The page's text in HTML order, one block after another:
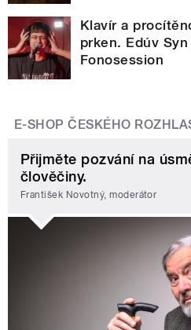
Klavír a
prken. Edúv
Fonosession
E-SHOP ČESKÉHO
Přijměte pozvání na
člověčiny.
František Novotný, moderátor